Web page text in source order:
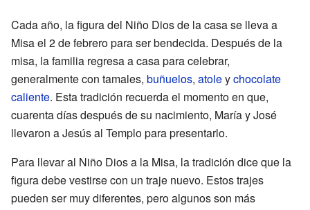
Cada año, la figura del Niño Dios de la casa se lleva a
Misa el 2 de febrero para ser bendecida. Después de la
misa, la familia regresa a casa para celebrar,
generalmente con tamales, buñuelos, atoleychocolate
caliente. Esta tradición recuerda el momento en que,
cuarenta días después de su nacimiento, María y José
llevaron a Jesús al Templo para presentarlo.
Para llevar al Niño Dios a la Misa, la tradición dice que la
figura debe vestirse con un traje nuevo. Estos trajes
pueden ser muy diferentes, pero algunos son más